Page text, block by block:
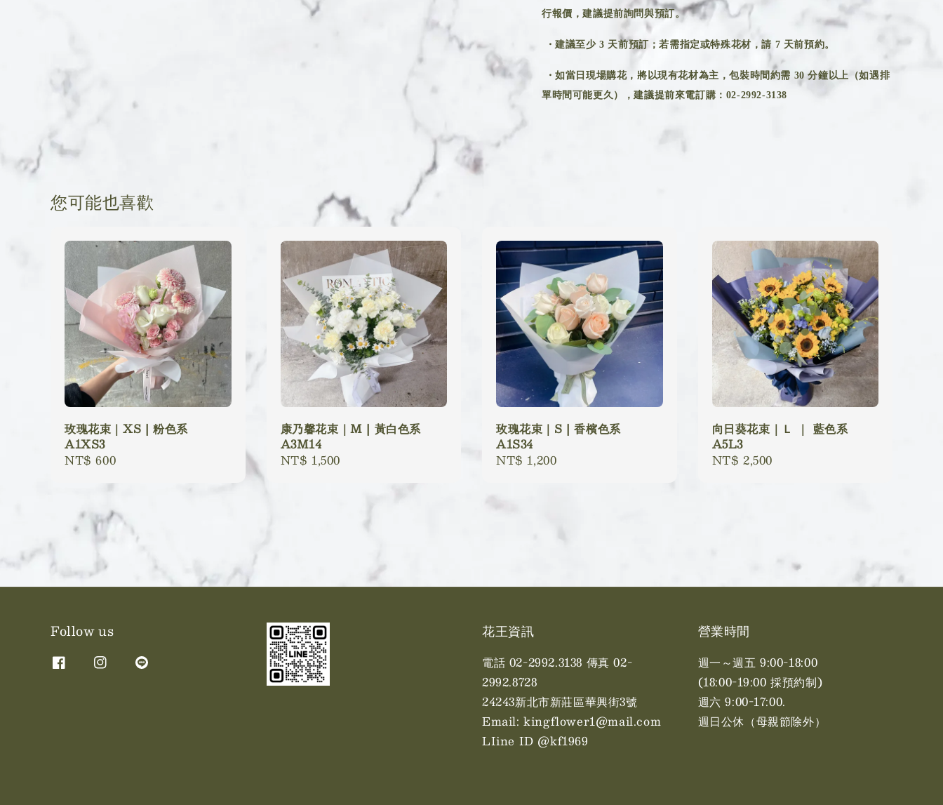
行報價，建議提前詢問與預訂。
・建議至少 3 天前預訂；若需指定或特殊花材，請 7 天前預約。
・如當日現場購花，將以現有花材為主，包裝時間約需 30 分鐘以上（如遇排
單時間可能更久），建議提前來電訂購：02-2992-3138
您可能也喜歡
玫瑰花束｜XS | 粉色系
A1XS3
Regular
NT$ 600
康乃馨花束｜M | 黃白色系
A3M14
Regular
NT$ 1,500
玫瑰花束｜S | 香檳色系
A1S34
Regular
NT$ 1,200
向日葵花束｜Ｌ ｜ 藍色系
A5L3
Regular
NT$ 2,500
Follow us 花王資訊
電話 02-2992.3138 傳真 02-
2992.8728
24243新北市新莊區華興街3號
Email: kingflower1@mail.com
LIine ID @kf1969
營業時間
週一～週五 9:00-18:00
(18:00-19:00 採預約制)
週六 9:00-17:00. ​​
週日公休（母親節除外）